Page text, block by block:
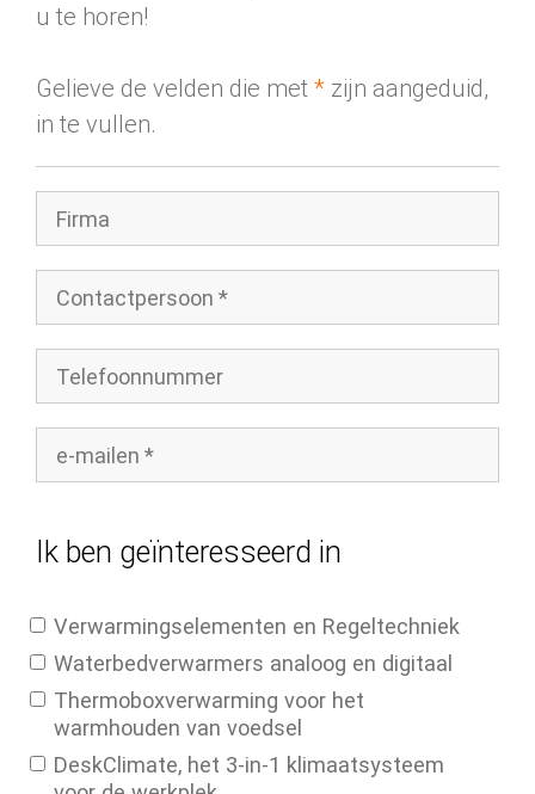
u te horen!
Gelieve de velden die met * zijn aangeduid,
in te vullen.
Ik ben geïnteresseerd in
Verwarmingselementen en Regeltechniek
Waterbedverwarmers analoog en digitaal
Thermoboxverwarming voor het
warmhouden van voedsel
DeskClimate, het 3-in-1 klimaatsysteem